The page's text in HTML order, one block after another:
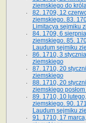
ziemskiego do króla
82. 1709, 12
ziemskiego. 83.
Limitacya sejmiku
84. 1709, 6
ziemskiego. 85.
Laudum sejmiku
86. 1710, 3
ziemskiego
87. 1710, 20
ziemskiego
88. 1710, 20
ziemskiego
89. 1710, 10
ziemskiego. 90.
Laudum sejmiku
91. 1710, 17